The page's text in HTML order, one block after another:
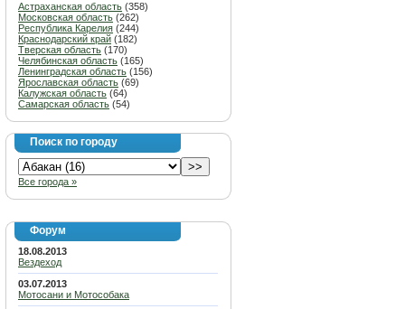
Астраханская область (358)
Московская область (262)
Республика Карелия (244)
Краснодарский край (182)
Тверская область (170)
Челябинская область (165)
Ленинградская область (156)
Ярославская область (69)
Калужская область (64)
Самарская область (54)
Поиск по городу
Все города »
Форум
18.08.2013
Вездеход
03.07.2013
Мотосани и Мотособака